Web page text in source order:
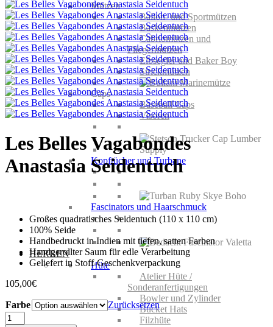
Mützen
Ballon- und Sportmützen
Baskenmützen
Cabriomützen und
Fliegermützen
Elbsegler und Baker Boy
Strickmützen
Caps
Baseball Caps
Visoren
Kopftücher und Turbane
Fascinators und Haarschmuck
HERREN
Hüte
Atelier Hüte /
Sonderanfertigungen
Bowler und Zylinder
Bucket Hats
Filzhüte
Les Belles Vagabondes
Anastasia Seidentuch
Großes quadratisches Seidentuch (110 x 110 cm)
100% Seide
Handbedruckt in Indien mit tiefen, satten Farben
Handgerollter Saum für edle Verarbeitung
Geliefert in Stoff-Geschenkverpackung
105,00€
Farbe
Zurücksetzen
Les